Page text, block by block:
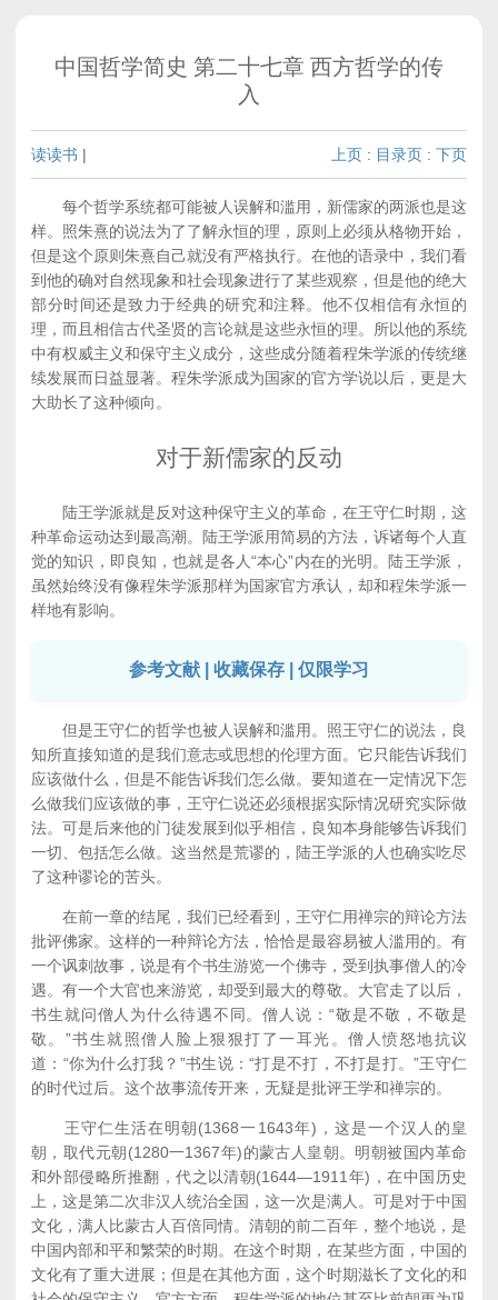
中国哲学简史 第二十七章 西方哲学的传
入
读读书 | 上页 : 目录页 : 下页
每个哲学系统都可能被人误解和滥用，新儒家的两派也是这
样。照朱熹的说法为了了解永恒的理，原则上必须从格物开始，
但是这个原则朱熹自己就没有严格执行。在他的语录中，我们看
到他的确对自然现象和社会现象进行了某些观察，但是他的绝大
部分时间还是致力于经典的研究和注释。他不仅相信有永恒的
理，而且相信古代圣贤的言论就是这些永恒的理。所以他的系统
中有权威主义和保守主义成分，这些成分随着程朱学派的传统继
续发展而日益显著。程朱学派成为国家的官方学说以后，更是大
大助长了这种倾向。
对于新儒家的反动
陆王学派就是反对这种保守主义的革命，在王守仁时期，这
种革命运动达到最高潮。陆王学派用简易的方法，诉诸每个人直
觉的知识，即良知，也就是各人“本心”内在的光明。陆王学派，
虽然始终没有像程朱学派那样为国家官方承认，却和程朱学派一
样地有影响。
参考文献 | 收藏保存 | 仅限学习
但是王守仁的哲学也被人误解和滥用。照王守仁的说法，良
知所直接知道的是我们意志或思想的伦理方面。它只能告诉我们
应该做什么，但是不能告诉我们怎么做。要知道在一定情况下怎
么做我们应该做的事，王守仁说还必须根据实际情况研究实际做
法。可是后来他的门徒发展到似乎相信，良知本身能够告诉我们
一切、包括怎么做。这当然是荒谬的，陆王学派的人也确实吃尽
了这种谬论的苦头。
在前一章的结尾，我们已经看到，王守仁用禅宗的辩论方法
批评佛家。这样的一种辩论方法，恰恰是最容易被人滥用的。有
一个讽刺故事，说是有个书生游览一个佛寺，受到执事僧人的冷
遇。有一个大官也来游览，却受到最大的尊敬。大官走了以后，
书生就问僧人为什么待遇不同。僧人说：“敬是不敬，不敬是
敬。”书生就照僧人脸上狠狠打了一耳光。僧人愤怒地抗议
道：“你为什么打我？”书生说：“打是不打，不打是打。”王守仁
的时代过后。这个故事流传开来，无疑是批评王学和禅宗的。
王守仁生活在明朝(1368一1643年)，这是一个汉人的皇
朝，取代元朝(1280一1367年)的蒙古人皇朝。明朝被国内革命
和外部侵略所推翻，代之以清朝(1644—1911年)，在中国历史
上，这是第二次非汉人统治全国，这一次是满人。可是对于中国
文化，满人比蒙古人百倍同情。清朝的前二百年，整个地说，是
中国内部和平和繁荣的时期。在这个时期，在某些方面，中国的
文化有了重大进展；但是在其他方面，这个时期滋长了文化的和